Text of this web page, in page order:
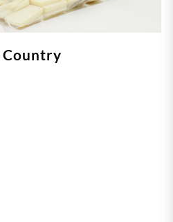
Country